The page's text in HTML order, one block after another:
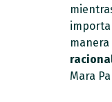
Mara